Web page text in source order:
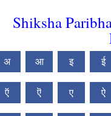
Shiksha
अ आ इ ई
ऍ ऎ ए ऐ